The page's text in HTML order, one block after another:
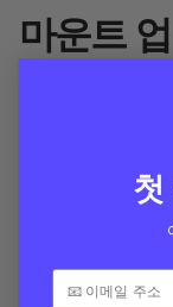
마운트 업
자동차, 책상, 벽